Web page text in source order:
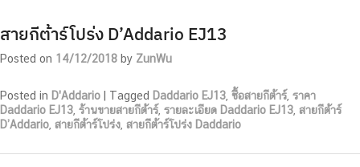
สายกีต้าร์โปร่ง D’Addario EJ13
Posted on 14/12/2018 by ZunWu
Posted in D'Addario Tagged Daddario EJ13 ซื้อสายกีต้าร์ ราคา
Daddario EJ13 ร้านขายสายกีต้าร์ รายละเอียด Daddario EJ13 สายกีต้าร์
D’Addario สายกีต้าร์โปร่ง สายกีต้าร์โปร่ง Daddario